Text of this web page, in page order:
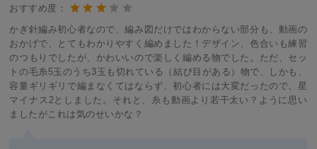
おすすめ度：
かぎ針編み初心者なので、編み図だけではわからない部分も、動画の
おかげで、とてもわかりやすく編めました！デザイン、色合いも練習
のつもりでしたが、かわいいので楽しく編める物でした。ただ、セッ
トの毛糸5玉のうち3玉も切れている（結び目がある）物で、しかも、
容量ギリギリで編まなくてはならず、初心者には大変だったので、星
マイナス2としました。それと、糸も動画より若干太い？ように思い
ましたがこれは気のせいかな？